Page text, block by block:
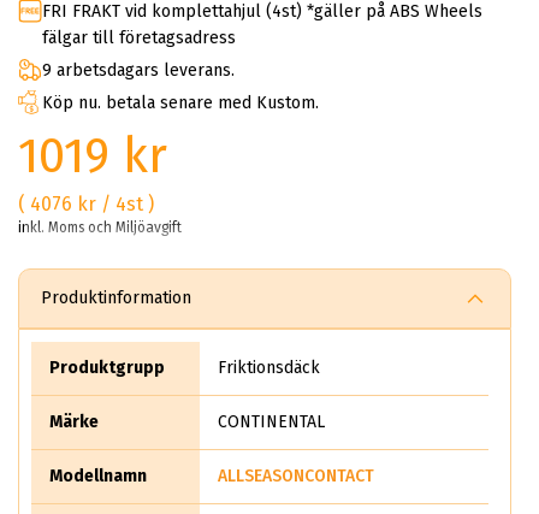
FRI FRAKT vid komplettahjul (4st) *gäller på ABS Wheels
fälgar till företagsadress
9 arbetsdagars leverans.
Köp nu. betala senare med Kustom.
1019 kr
( 4076 kr / 4st )
inkl. Moms och Miljöavgift
Produktinformation
Produktgrupp Friktionsdäck
Märke CONTINENTAL
Modellnamn ALLSEASONCONTACT